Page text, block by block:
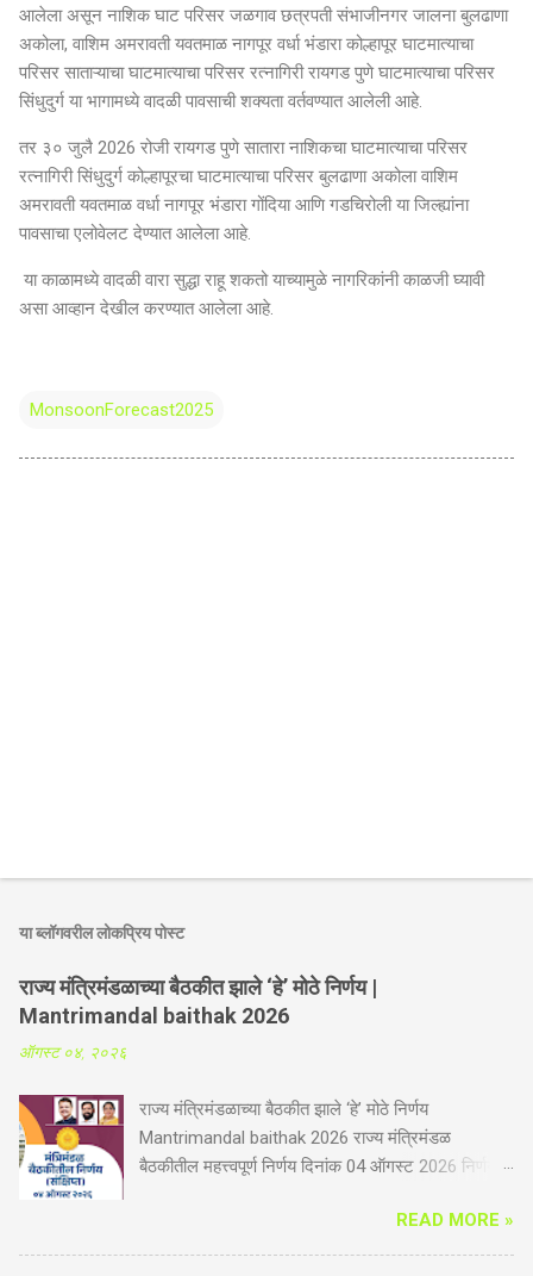
आलेला असून नाशिक घाट परिसर जळगाव छत्रपती संभाजीनगर जालना बुलढाणा
अकोला, वाशिम अमरावती यवतमाळ नागपूर वर्धा भंडारा कोल्हापूर घाटमात्याचा
परिसर साताऱ्याचा घाटमात्याचा परिसर रत्नागिरी रायगड पुणे घाटमात्याचा परिसर
सिंधुदुर्ग या भागामध्ये वादळी पावसाची शक्यता वर्तवण्यात आलेली आहे.
तर ३० जुलै 2026 रोजी रायगड पुणे सातारा नाशिकचा घाटमात्याचा परिसर
रत्नागिरी सिंधुदुर्ग कोल्हापूरचा घाटमात्याचा परिसर बुलढाणा अकोला वाशिम
अमरावती यवतमाळ वर्धा नागपूर भंडारा गोंदिया आणि गडचिरोली या जिल्ह्यांना
पावसाचा एलोवेलट देण्यात आलेला आहे.
या काळामध्ये वादळी वारा सुद्धा राहू शकतो याच्यामुळे नागरिकांनी काळजी घ्यावी
असा आव्हान देखील करण्यात आलेला आहे.
MonsoonForecast2025
या ब्लॉगवरील लोकप्रिय पोस्ट
राज्य मंत्रिमंडळाच्या बैठकीत झाले ‘हे’ मोठे निर्णय |
Mantrimandal baithak 2026
ऑगस्ट ०४, २०२६
राज्य मंत्रिमंडळाच्या बैठकीत झाले ‘हे’ मोठे निर्णय
Mantrimandal baithak 2026 राज्य मंत्रिमंडळ
बैठकीतील महत्त्वपूर्ण निर्णय दिनांक 04 ऑगस्ट 2026 निर्णय
सुरक्षा सानुग्रह अनुदान योजनेस आणखी तीन वर्षाची मुदतवाढ.
आता योजनेत भूमिहीन शेतमजूर व महिला शेतकऱ्यांचा समावेश
READ MORE »